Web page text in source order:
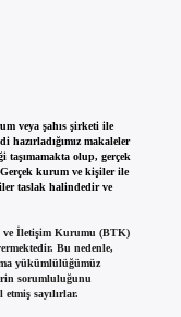
veya şahıs şirketi ile
hazırladığımız makaleler
taşımamakta olup, gerçek
kurum ve kişiler ile
taslak halindedir ve
ve İletişim Kurumu (BTK)
Bu nedenle,
yükümlülüğümüz
sorumluluğunu
sayılırlar.